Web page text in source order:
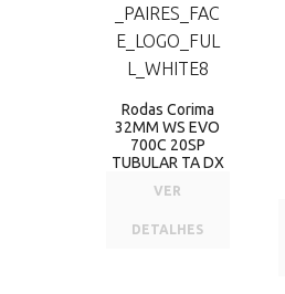
Rodas Corima
32MM WS EVO
700C 20SP
TUBULAR TA DX
VER
DETALHES